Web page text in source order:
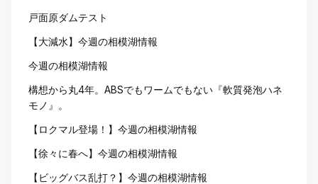
戸面原ダムテスト
【大減水】今週の相模湖情報
今週の相模湖情報
構想から丸4年。ABSでもワームでもない『軟質発泡ハネ
モノ』。
【ロクマル登場！】今週の相模湖情報
【徐々に春へ】今週の相模湖情報
【ビッグバス乱打？】今週の相模湖情報